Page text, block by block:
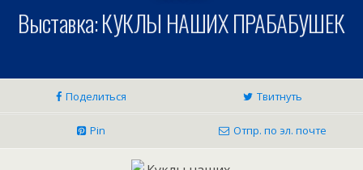
Выставка: КУКЛЫ НАШИХ ПРАБАБУШЕК
Поделиться Твитнуть
Pin Отпр. по эл. почте